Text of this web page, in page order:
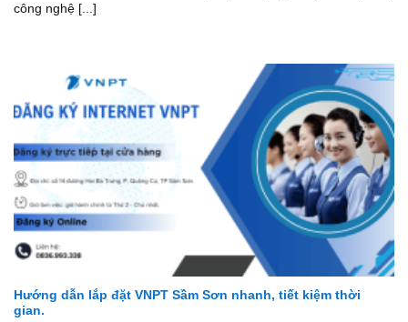
công nghệ [...]
Hướng dẫn lắp đặt VNPT Sầm Sơn nhanh, tiết kiệm thời
gian.